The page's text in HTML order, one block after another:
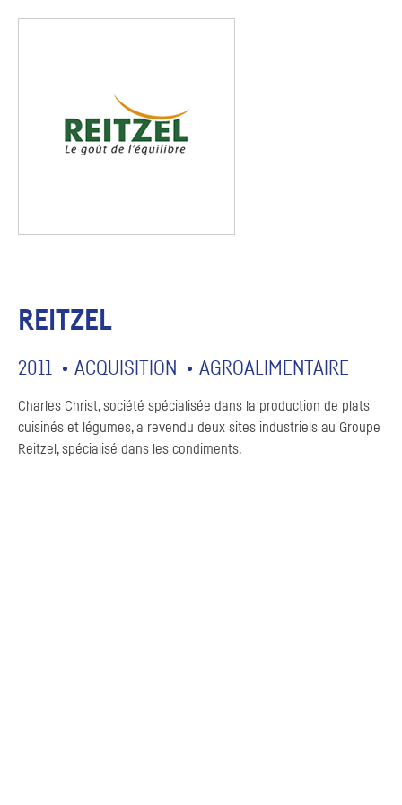
REITZEL
2011 ACQUISITION AGROALIMENTAIRE
Charles Christ, société spécialisée dans la production de plats
cuisinés et légumes, a revendu deux sites industriels au Groupe
Reitzel, spécialisé dans les condiments.